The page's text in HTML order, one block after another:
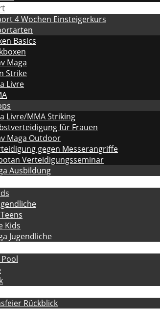
4 Wochen Einsteigerkurs
Basics
Maga
Strike
Livre
Livre/MMA Striking
für Frauen
Maga Outdoor
gegen Messerangriffe
Verteidigungsseminar
Ausbildung
Kids
Jugendliche
Rückblick